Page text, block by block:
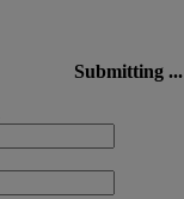
Submitting ...